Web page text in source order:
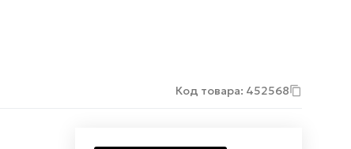
Код товара: 452568